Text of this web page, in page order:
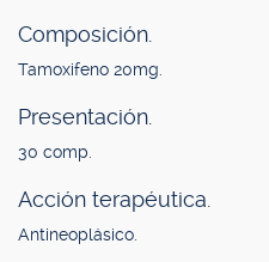
Composición.
Tamoxifeno 20mg.
Presentación.
30 comp.
Acción terapéutica.
Antineoplásico.